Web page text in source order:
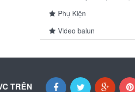
Phụ Kiện
Video balun
TRÊN